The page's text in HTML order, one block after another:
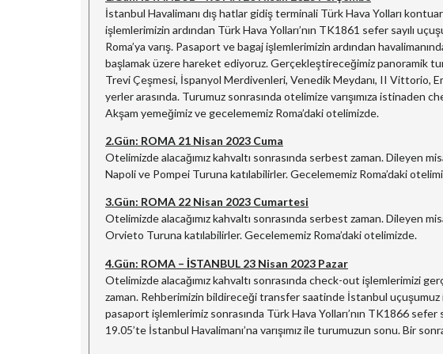
İstanbul Havalimanı dış hatlar gidiş terminali Türk Hava Yolları
işlemlerimizin ardından Türk Hava Yolları’nın TK1861 sefer sayılı
Roma’ya varış. Pasaport ve bagaj işlemlerimizin ardından
başlamak üzere hareket ediyoruz. Gerçekleştireceğimiz panoramik
Trevi Çeşmesi, İspanyol Merdivenleri, Venedik Meydanı, II Vittorio,
yerler arasında. Turumuz sonrasında otelimize varışımıza istinaden
Akşam yemeğimiz ve gecelememiz Roma’daki otelimizde.
2.Gün: ROMA 21 Nisan 2023 Cuma
Otelimizde alacağımız kahvaltı sonrasında serbest zaman. Dileyen
Napoli ve Pompei Turuna katılabilirler. Gecelememiz Roma’daki
3.Gün: ROMA 22 Nisan 2023 Cumartesi
Otelimizde alacağımız kahvaltı sonrasında serbest zaman. Dileyen
Orvieto Turuna katılabilirler. Gecelememiz Roma’daki otelimizde.
4.Gün: ROMA – İSTANBUL 23 Nisan 2023 Pazar
Otelimizde alacağımız kahvaltı sonrasında check-out işlemlerimizi
zaman. Rehberimizin bildireceği transfer saatinde İstanbul
pasaport işlemlerimiz sonrasında Türk Hava Yolları’nın TK1866 sefer
19.05’te İstanbul Havalimanı’na varışımız ile turumuzun sonu. Bir